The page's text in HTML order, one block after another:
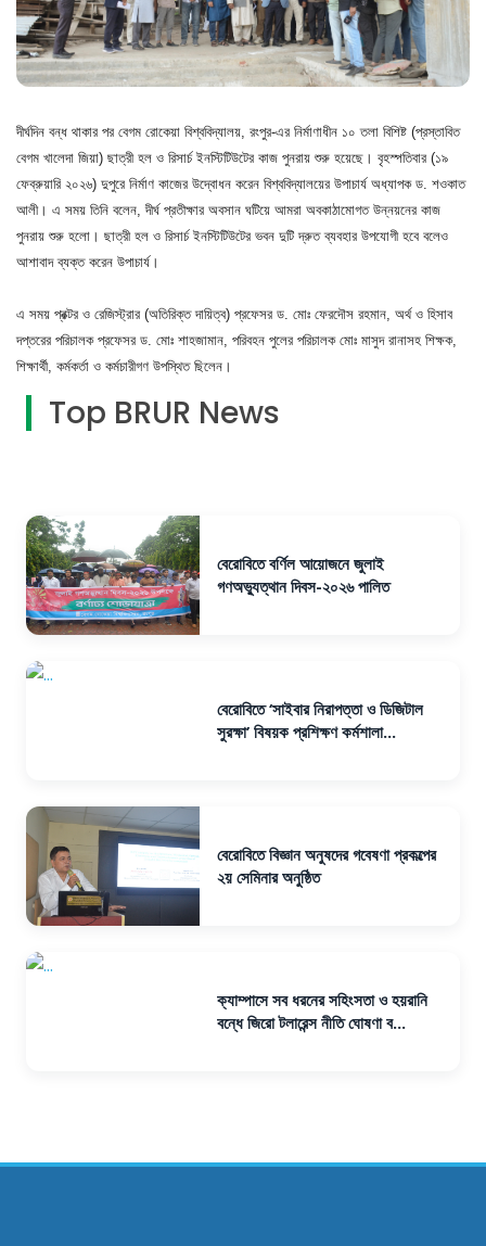
দীর্ঘদিন বন্ধ থাকার পর বেগম রোকেয়া বিশ্ববিদ্যালয়, রংপুর-এর নির্মাণাধীন ১০ তলা বিশিষ্ট (প্রস্তাবিত
বেগম খালেদা জিয়া) ছাত্রী হল ও রিসার্চ ইনস্টিটিউটের কাজ পুনরায় শুরু হয়েছে। বৃহস্পতিবার (১৯
ফেব্রুয়ারি ২০২৬) দুপুরে নির্মাণ কাজের উদ্বোধন করেন বিশ্ববিদ্যালয়ের উপাচার্য অধ্যাপক ড. শওকাত
আলী। এ সময় তিনি বলেন, দীর্ঘ প্রতীক্ষার অবসান ঘটিয়ে আমরা অবকাঠামোগত উন্নয়নের কাজ
পুনরায় শুরু হলো। ছাত্রী হল ও রিসার্চ ইনস্টিটিউটের ভবন দুটি দ্রুত ব্যবহার উপযোগী হবে বলেও
আশাবাদ ব্যক্ত করেন উপাচার্য।
এ সময় প্রক্টর ও রেজিস্ট্রার (অতিরিক্ত দায়িত্ব) প্রফেসর ড. মোঃ ফেরদৌস রহমান, অর্থ ও হিসাব
দপ্তরের পরিচালক প্রফেসর ড. মোঃ শাহজামান, পরিবহন পুলের পরিচালক মোঃ মাসুদ রানাসহ শিক্ষক,
শিক্ষার্থী, কর্মকর্তা ও কর্মচারীগণ উপস্থিত ছিলেন।
Top BRUR News
বেরোবিতে বর্ণিল আয়োজনে জুলাই
গণঅভ্যুত্থান দিবস-২০২৬ পালিত
বেরোবিতে ‘সাইবার নিরাপত্তা ও ডিজিটাল
সুরক্ষা’ বিষয়ক প্রশিক্ষণ কর্মশালা...
বেরোবিতে বিজ্ঞান অনুষদের গবেষণা প্রকল্পের
২য় সেমিনার অনুষ্ঠিত
ক্যাম্পাসে সব ধরনের সহিংসতা ও হয়রানি
বন্ধে জিরো টলারেন্স নীতি ঘোষণা ব...